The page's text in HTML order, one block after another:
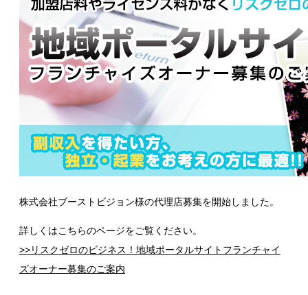
株式会社ブーストビジョン様の代理店募集を開始しました。
詳しくはこちらのページをご覧ください。
>>リスクゼロのビジネス！地域ポータルサイトフランチャイ
ズオーナー募集のご案内